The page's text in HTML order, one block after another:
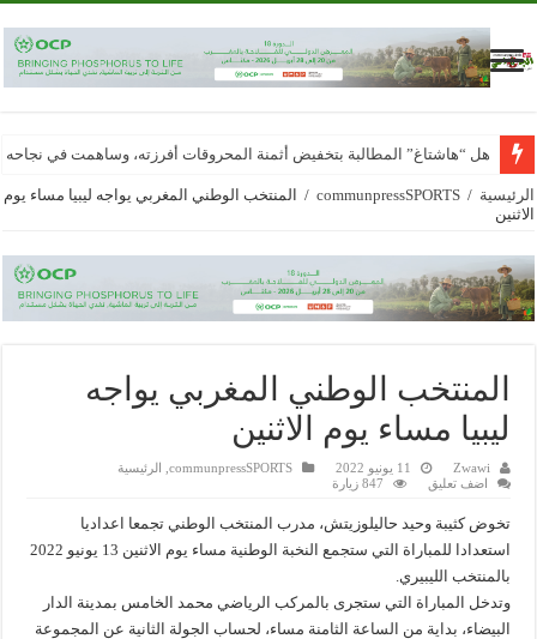
هل “هاشتاغ” المطالبة بتخفيض أثمنة المحروقات أفرزته، وساهمت في
الرئيسية /
communpressSPORTS
/
المنتخب الوطني المغربي يواجه ليبيا مساء يوم
الاثنين
المنتخب الوطني المغربي يواجه
ليبيا مساء يوم الاثنين
Zwawi 11 يونيو 2022 communpressSPORTS الرئيسية
اضف تعليق
847 زيارة
تخوض كثيبة وحيد حاليلوزيتش، مدرب المنتخب الوطني تجمعا اعداديا
استعدادا للمباراة التي ستجمع النخبة الوطنية مساء يوم الاثنين 13 يونيو 2022
بالمنتخب الليبيري.
وتدخل المباراة التي ستجرى بالمركب الرياضي محمد الخامس بمدينة الدار
البيضاء، بداية من الساعة الثامنة مساء، لحساب الجولة الثانية عن المجموعة